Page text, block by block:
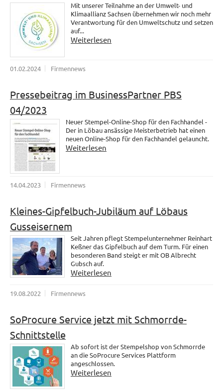
Mit unserer Teilnahme an der Umwelt- und
Klimaallianz Sachsen übernehmen wir noch mehr
Verantwortung für den Umweltschutz und setzen
auf...
Weiterlesen
01.02.2024 Firmennews
Pressebeitrag im BusinessPartner PBS
04/2023
Neuer Stempel-Online-Shop für den Fachhandel -
Der in Löbau ansässige Meisterbetrieb hat einen
neuen Online-Shop für den Fachhandel gelauncht.
Weiterlesen
14.04.2023 Firmennews
Kleines-Gipfelbuch-Jubiläum auf Löbaus
Gusseisernem
Seit Jahren pflegt Stempelunternehmer Reinhart
Keßner das Gipfelbuch auf dem Turm. Für einen
besonderen Band steigt er mit OB Albrecht
Gubsch auf.
Weiterlesen
19.08.2022 Firmennews
SoProcure Service jetzt mit Schmorrde-
Schnittstelle
Ab sofort ist der Stempelshop von Schmorrde
an die SoProcure Services Plattform
angeschlossen.
Weiterlesen